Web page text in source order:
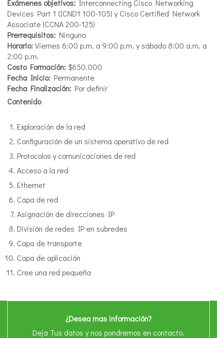
Exámenes objetivos: Interconnecting Cisco Networking
Devices Part 1 (ICND1 100-105) y Cisco Certified Network
Associate (CCNA 200-125)
Prerrequisitos: Ninguno
Horario:Viernes 6:00 p.m. a 9:00 p.m. y sábado 8:00 a.m. a
2:00 p.m.
Costo Formación: $650.000
Fecha Inicio: Permanente
Fecha Finalización: Por definir
Contenido
Exploración de la red
Configuración de un sistema operativo de red
Protocolos y comunicaciones de red
Acceso a la red
Ethernet
Capa de red
Asignación de direcciones IP
División de redes IP en subredes
Capa de transporte
Capa de aplicación
Cree una red pequeña
¿Desea mas información?
Deja Tus datos y nos pondremos en contacto.